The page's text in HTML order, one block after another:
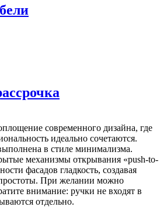
современного дизайна, где
идеально сочетаются.
в стиле минимализма.
механизмы открывания «push-to-
фасадов гладкость, создавая
При желании можно
внимание: ручки не входят в
отдельно.